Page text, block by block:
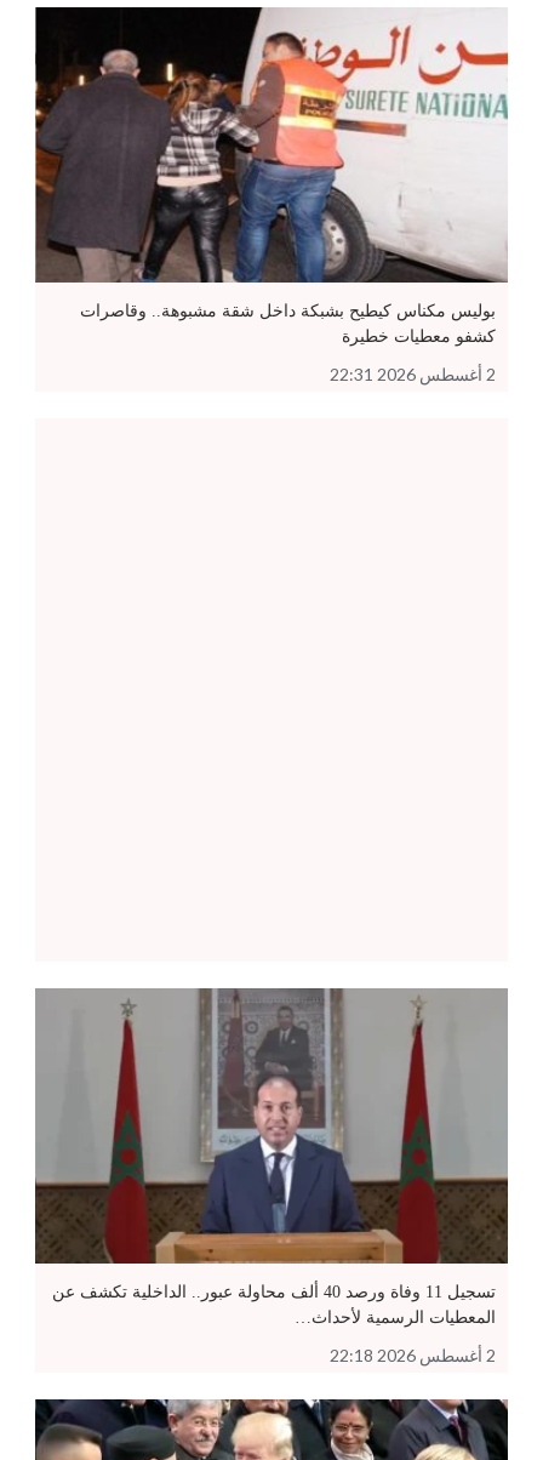
بوليس مكناس كيطيح بشبكة داخل شقة مشبوهة.. وقاصرات
كشفو معطيات خطيرة
2 أغسطس 2026 22:31
تسجيل 11 وفاة ورصد 40 ألف محاولة عبور.. الداخلية تكشف عن
المعطيات الرسمية لأحداث…
2 أغسطس 2026 22:18